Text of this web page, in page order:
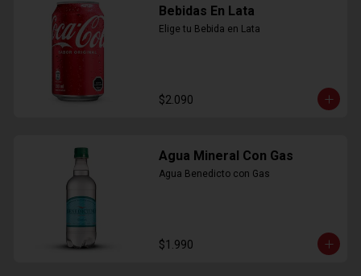
Bebidas En Lata
Elige tu Bebida en Lata
$2.090
Agua Mineral Con Gas
Agua Benedicto con Gas
$1.990